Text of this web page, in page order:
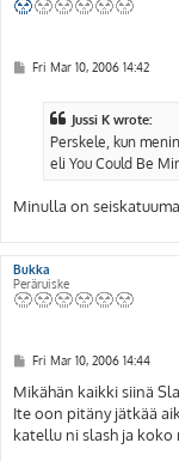
PFri Mar 10, 2006 14:42
Jussi K wrote:
Perskele, kun
eli You Could Be
Minulla on
Bukka
Peräruiske
P
s
t
Fri Mar 10, 2006 14:44
Mikähän kaikki siinä
Ite oon pitäny jätkää
katellu ni slash ja koko